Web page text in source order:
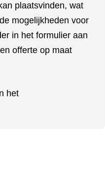
plaatsvinden, wat
mogelijkheden voor
in het formulier aan
offerte op maat
het